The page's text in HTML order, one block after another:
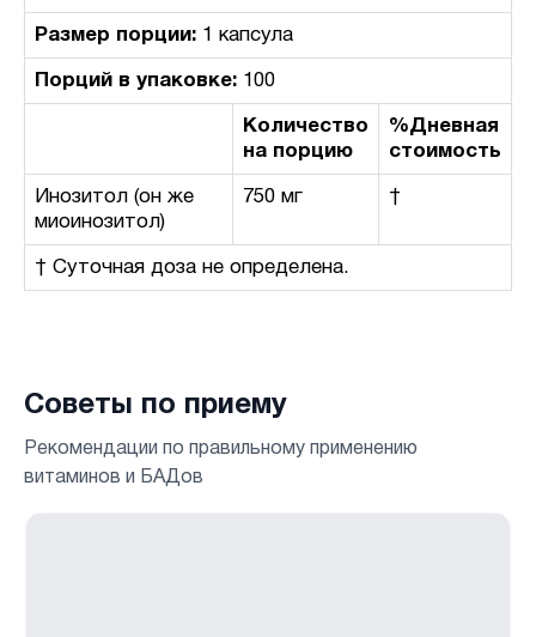
Размер порции: 1 капсула
Порций в упаковке: 100
Количество
на порцию
%Дневная
стоимость
Инозитол (он же
миоинозитол)
750 мг †
† Суточная доза не определена.
Советы по приему
Рекомендации по правильному применению
витаминов и БАДов